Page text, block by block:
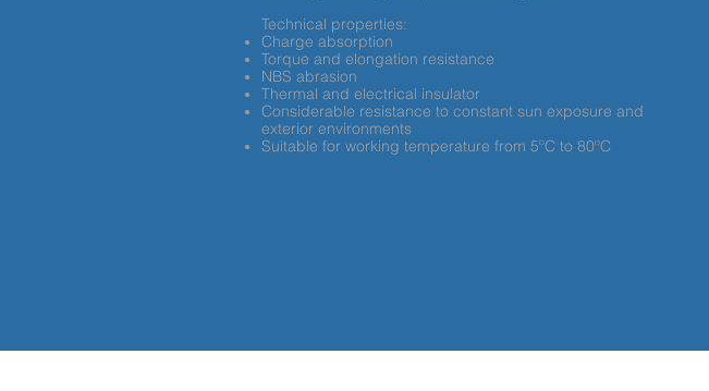
Technical properties:
Charge absorption
Torque and elongation resistance
NBS abrasion
Thermal and electrical insulator
Considerable resistance to constant sun exposure and
exterior environments
Suitable for working temperature from 5ºC to 80ºC